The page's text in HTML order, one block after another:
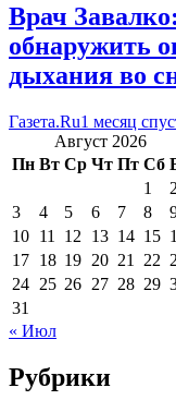
Врач
обнаружить
дыхания во
Газета.Ru1 месяц
Август 2026
Пн Вт Ср Чт Пт Сб
1
2
3
4 5 6 7 8
10 11 12 13 14 15
17 18 19 20 21 22
24 25 26 27 28 29
31
« Июл
Рубрики